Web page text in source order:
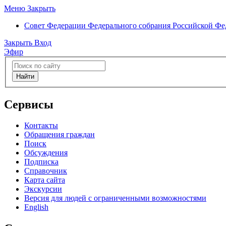
Меню Закрыть
Совет Федерации Федерального собрания Российской
Закрыть Вход
Эфир
Найти
Сервисы
Контакты
Обращения граждан
Поиск
Обсуждения
Подписка
Справочник
Карта сайта
Экскурсии
Версия для людей с ограниченными возможностями
English